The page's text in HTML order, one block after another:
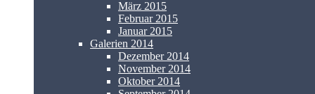
März 2015
Februar 2015
Januar 2015
Galerien 2014
Dezember 2014
November 2014
Oktober 2014